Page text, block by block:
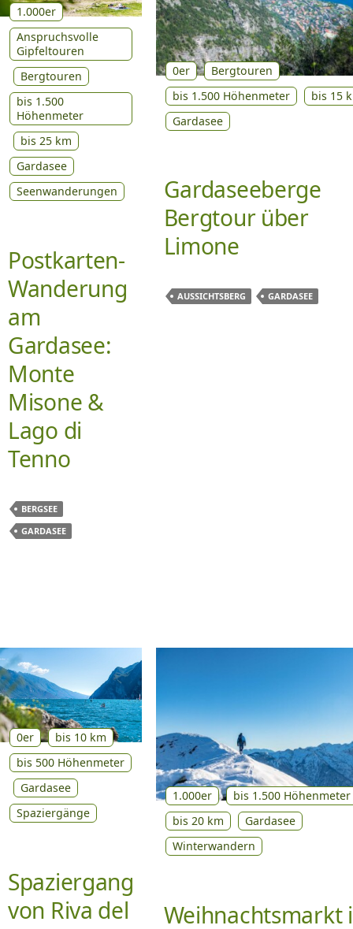
1.000er
Anspruchsvolle
Gipfeltouren
Bergtouren
bis 1.500
Höhenmeter
bis 25 km
Gardasee
Seenwanderungen
Postkarten-
Wanderung
am
Gardasee:
Monte
Misone &
Lago di
Tenno
BERGSEE
GARDASEE
0er
Bergtouren
bis 1.500 Höhenmeter
bis 15
Gardasee
Gardaseeberge
Bergtour über
Limone
AUSSICHTSBERG GARDASEE
0er
bis 10 km
bis 500 Höhenmeter
Gardasee
Spaziergänge
Spaziergang
von Riva del
1.000er
bis 1.500 Höhenmeter
bis 20 km
Gardasee
Winterwandern
Weihnachtsmarkt